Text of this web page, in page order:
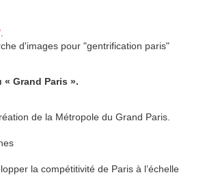
Grand Paris ».
de la Métropole du Grand Paris.
la compétitivité de Paris à l’échelle